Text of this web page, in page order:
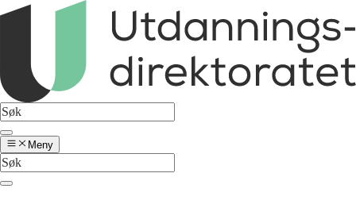
Meny